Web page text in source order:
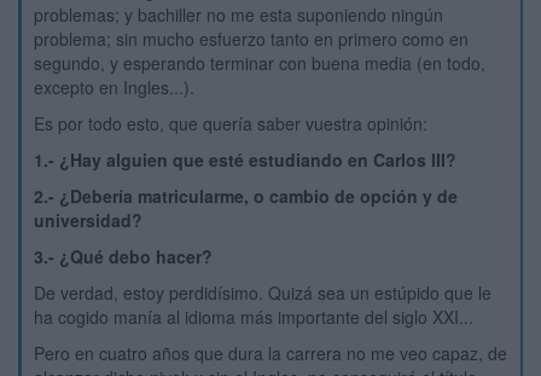
problemas; y bachiller no me esta suponiendo ningún
problema; sin mucho esfuerzo tanto en primero como en
segundo, y esperando terminar con buena media (en todo,
excepto en Ingles...).
Es por todo esto, que quería saber vuestra opinión:
1.- ¿Hay alguien que esté estudiando en Carlos III?
2.- ¿Debería matricularme, o cambio de opción y de
universidad?
3.- ¿Qué debo hacer?
De verdad, estoy perdidísimo. Quizá sea un estúpido que le
ha cogido manía al idioma más importante del siglo XXI...
Pero en cuatro años que dura la carrera no me veo capaz, de